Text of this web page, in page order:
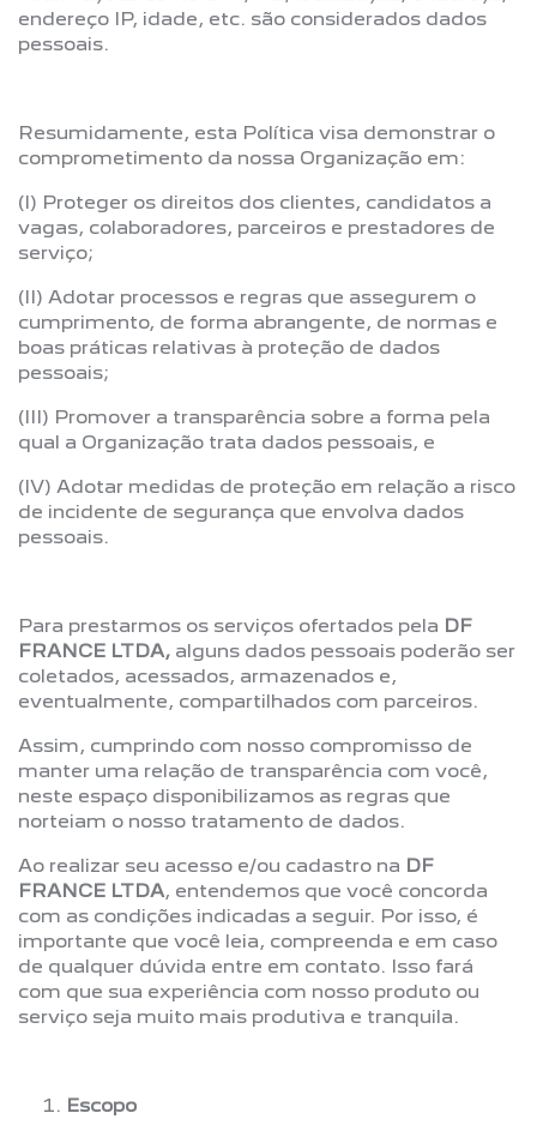
endereço IP, idade, etc. são considerados dados
pessoais.
Resumidamente, esta Política visa demonstrar o
comprometimento da nossa Organização em:
(I) Proteger os direitos dos clientes, candidatos a
vagas, colaboradores, parceiros e prestadores de
serviço;
(II) Adotar processos e regras que assegurem o
cumprimento, de forma abrangente, de normas e
boas práticas relativas à proteção de dados
pessoais;
(III) Promover a transparência sobre a forma pela
qual a Organização trata dados pessoais, e
(IV) Adotar medidas de proteção em relação a risco
de incidente de segurança que envolva dados
pessoais.
Para prestarmos os serviços ofertados pela DF
FRANCE LTDA, alguns dados pessoais poderão ser
coletados, acessados, armazenados e,
eventualmente, compartilhados com parceiros.
Assim, cumprindo com nosso compromisso de
manter uma relação de transparência com você,
neste espaço disponibilizamos as regras que
norteiam o nosso tratamento de dados.
Ao realizar seu acesso e/ou cadastro na DF
FRANCE LTDA, entendemos que você concorda
com as condições indicadas a seguir. Por isso, é
importante que você leia, compreenda e em caso
de qualquer dúvida entre em contato. Isso fará
com que sua experiência com nosso produto ou
serviço seja muito mais produtiva e tranquila.
Escopo